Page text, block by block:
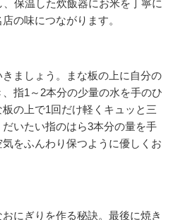
保温した炊飯器にお米を丁寧に
の味につながります。
ましょう。まな板の上に自分の
指1～2本分の少量の水を手のひ
の上で1回だけ軽くキュッと三
いたい指のはら3本分の量を手
をふんわり保つように優しくお
にぎりを作る秘訣。最後に焼き